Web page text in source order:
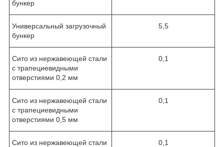
бункер
Универсальный загрузочный
бункер
5,5
Сито из нержавеющей стали
с трапециевидными
отверстиями 0,2 мм
0,1
Сито из нержавеющей стали
с трапециевидными
отверстиями 0,5 мм
0,1
Сито из нержавеющей стали
0,1